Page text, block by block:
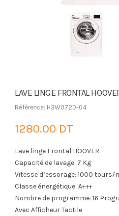
LAVE LINGE FRONTAL
Référence: H3W072D-04
1280.00 DT
Lave linge Frontal HOOVER
Capacité de lavage: 7 Kg
Vitesse d’essorage: 1000 tours/
Classe énergétique: A+++
Nombre de programme: 16
Avec Afficheur Tactile